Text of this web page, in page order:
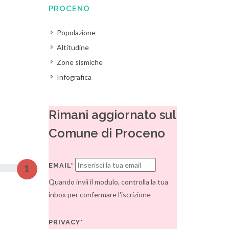
1
PROCENO
Popolazione
Altitudine
Zone sismiche
Infografica
Rimani aggiornato sul
Comune di Proceno
EMAIL*
Quando invii il modulo, controlla la tua
inbox per confermare l'iscrizione
PRIVACY*